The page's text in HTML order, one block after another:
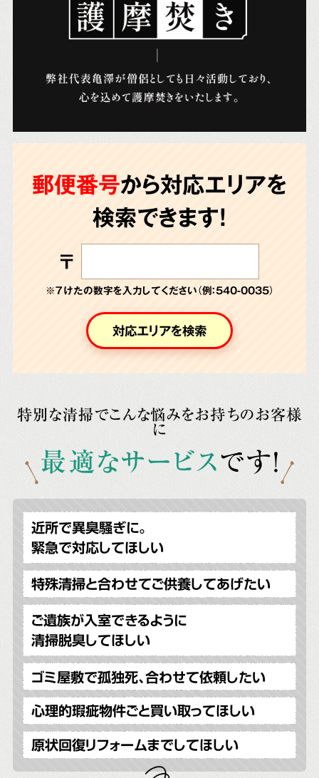
郵便番号から対応エリアを
検索できます!
〒
※７けたの数字を入力してください（例：540-0035）
対応エリアを検索
特別な清掃でこんな悩みをお持ちのお客様
に
最適なサービスです!
近所で異臭騒ぎに。
緊急で対応してほしい
特殊清掃と合わせてご供養してあげたい
ご遺族が入室できるように
清掃脱臭してほしい
ゴミ屋敷で孤独死、合わせて依頼したい
心理的瑕疵物件ごと買い取ってほしい
原状回復リフォームまでしてほしい